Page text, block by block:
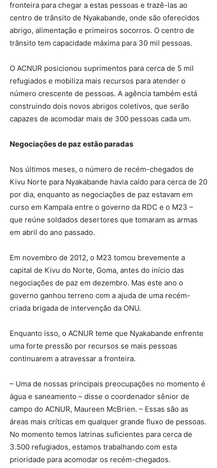
fronteira para chegar a estas pessoas e trazê-las ao
centro de trânsito de Nyakabande, onde são oferecidos
abrigo, alimentação e primeiros socorros. O centro de
trânsito tem capacidade máxima para 30 mil pessoas.
O ACNUR posicionou suprimentos para cerca de 5 mil
refugiados e mobiliza mais recursos para atender o
número crescente de pessoas. A agência também está
construindo dois novos abrigos coletivos, que serão
capazes de acomodar mais de 300 pessoas cada um.
Negociações de paz estão paradas
Nos últimos meses, o número de recém-chegados de
Kivu Norte para Nyakabande havia caído para cerca de 20
por dia, enquanto as negociações de paz estavam em
curso em Kampala entre o governo da RDC e o M23 –
que reúne soldados desertores que tomaram as armas
em abril do ano passado.
Em novembro de 2012, o M23 tomou brevemente a
capital de Kivu do Norte, Goma, antes do início das
negociações de paz em dezembro. Mas este ano o
governo ganhou terreno com a ajuda de uma recém-
criada brigada de intervenção da ONU.
Enquanto isso, o ACNUR teme que Nyakabande enfrente
uma forte pressão por recursos se mais pessoas
continuarem a atravessar a fronteira.
– Uma de nossas principais preocupações no momento é
água e saneamento – disse o coordenador sênior de
campo do ACNUR, Maureen McBrien. – Essas são as
áreas mais críticas em qualquer grande fluxo de pessoas.
No momento temos latrinas suficientes para cerca de
3.500 refugiados, estamos trabalhando com esta
prioridade para acomodar os recém-chegados.